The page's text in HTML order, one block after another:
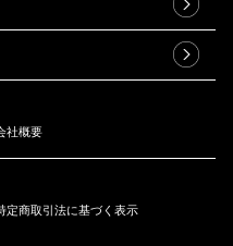
社概要
定商取引法に基づく表示